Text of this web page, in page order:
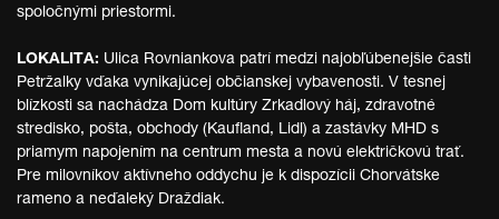
spoločnými priestormi.
LOKALITA: Ulica Rovniankova patrí medzi najobľúbenejšie časti
Petržalky vďaka vynikajúcej občianskej vybavenosti. V tesnej
blízkosti sa nachádza Dom kultúry Zrkadlový háj, zdravotné
stredisko, pošta, obchody (Kaufland, Lidl) a zastávky MHD s
priamym napojením na centrum mesta a novú električkovú trať.
Pre milovníkov aktívneho oddychu je k dispozícii Chorvátske
rameno a neďaleký Draždiak.